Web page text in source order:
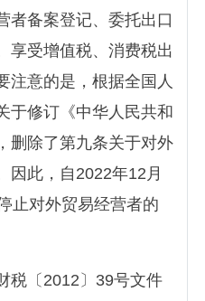
者备案登记、委托出口
享受增值税、消费税出
注意的是，根据全国人
于修订《中华人民共和
删除了第九条关于对外
因此，自2022年12月
止对外贸易经营者的
税〔2012〕39号文件